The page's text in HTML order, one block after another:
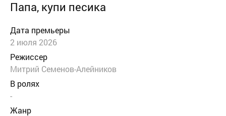
Папа, купи песика
Дата премьеры
2 июля 2026
Режиссер
Митрий Семенов-Алейников
В ролях
-
Жанр